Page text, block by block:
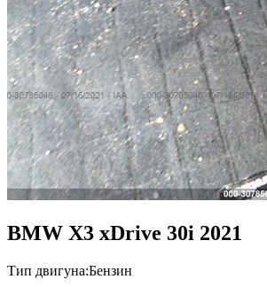
BMW X3 xDrive 30i 2021
Тип двигуна:Бензин